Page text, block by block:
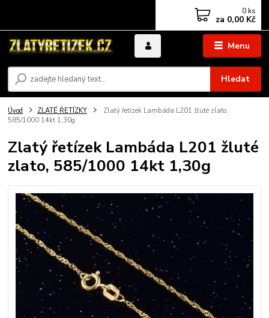
Menu
Hledat
0 ks
za 0,00 Kč
Úvod ZLATÉ ŘETÍZKY
Zlatý řetízek Lambáda L201 žluté zlato,
585/1000 14kt 1,30g
Zlatý řetízek Lambáda L201 žluté
zlato, 585/1000 14kt 1,30g